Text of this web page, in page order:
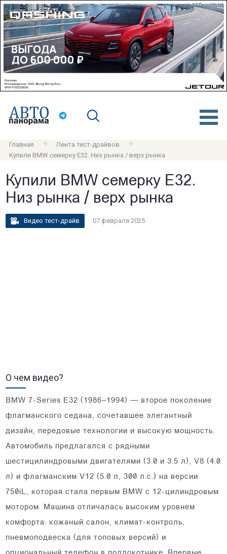
erid: 2SDnjcd9bNb
Главная
Лента тест-драйвов
Купили BMW семерку E32. Низ рынка / верх рынка
Купили BMW семерку E32.
Низ рынка / верх рынка
Видео тест-драйв 07 февраля 2025
О чем видео?
BMW 7-Series E32 (1986–1994) — второе поколение
флагманского седана, сочетавшее элегантный
дизайн, передовые технологии и высокую мощность.
Автомобиль предлагался с рядными
шестицилиндровыми двигателями (3.0 и 3.5 л), V8 (4.0
л) и флагманским V12 (5.0 л, 300 л.с.) на версии
750iL, которая стала первым BMW с 12-цилиндровым
мотором. Машина отличалась высоким уровнем
комфорта: кожаный салон, климат-контроль,
пневмоподвеска (для топовых версий) и